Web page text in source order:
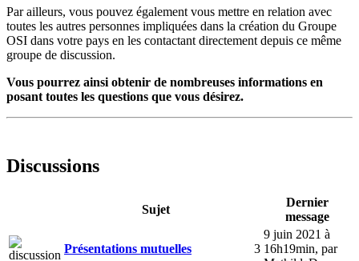
Par ailleurs, vous pouvez également vous mettre en relation avec
toutes les autres personnes impliquées dans la création du Groupe
OSI dans votre pays en les contactant directement depuis ce même
groupe de discussion.
Vous pourrez ainsi obtenir de nombreuses informations en
posant toutes les questions que vous désirez.
Discussions
Sujet
Dernier
message
Présentations mutuelles 3
9 juin 2021 à
16h19min, par